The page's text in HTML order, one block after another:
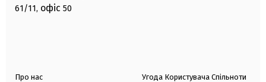
61/11, офіс 50
Про нас Угода Користувача Спільноти